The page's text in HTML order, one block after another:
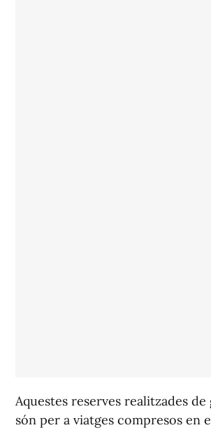
Aquestes reserves realitzades
són per a viatges compresos en